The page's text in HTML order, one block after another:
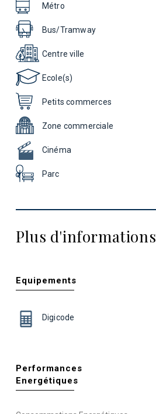
Métro
Bus/Tramway
Centre ville
Ecole(s)
Petits commerces
Zone commerciale
Cinéma
Parc
Plus d'informations
Equipements
Digicode
Performances
Energétiques